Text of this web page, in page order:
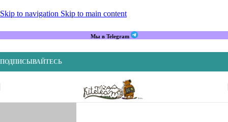
Skip to navigation Skip to main content
Мы в Telegram
ПОДПИСЫВАЙТЕСЬ